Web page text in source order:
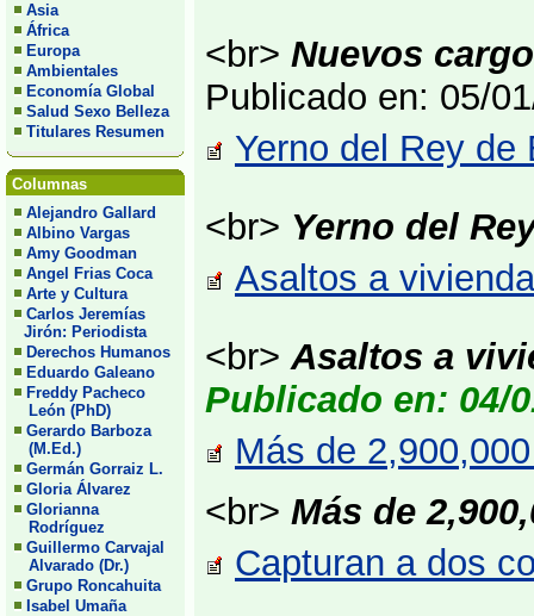
Asia
África
Europa
Ambientales
Economía Global
Salud Sexo Belleza
Titulares Resumen
Columnas
Alejandro Gallard
Albino Vargas
Amy Goodman
Angel Frias Coca
Arte y Cultura
Carlos Jeremías
Jirón: Periodista
Derechos Humanos
Eduardo Galeano
Freddy Pacheco
León (PhD)
Gerardo Barboza
(M.Ed.)
Germán Gorraiz L.
Gloria Álvarez
Glorianna
Rodríguez
Guillermo Carvajal
Alvarado (Dr.)
Grupo Roncahuita
Isabel Umaña
<br> Nuevos
Publicado en: 05/
Yerno del Rey de
<br> Yerno del
Asaltos a
<br>Asaltos a
Publicado en: 04/
Más de
<br> Más de
Capturan a dos